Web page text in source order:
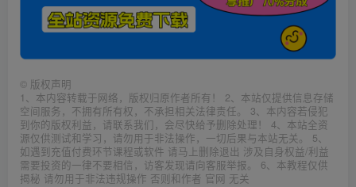
© 版权声明
1、本内容转载于网络，版权归原作者所有！ 2、本站仅提供信息存储
空间服务，不拥有所有权，不承担相关法律责任。 3、本内容若侵犯
到你的版权利益，请联系我们，会尽快给予删除处理！ 4、本站全资
源仅供测试和学习，请勿用于非法操作，一切后果与本站无关。 5、
如遇到充值付费环节课程或软件 请马上删除退出 涉及自身权益/利益
需要投资的一律不要相信，访客发现请向客服举报。 6、本教程仅供
揭秘 请勿用于非法违规操作 否则和作者 官网 无关